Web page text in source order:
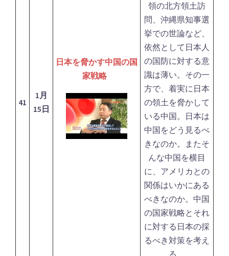
41
1月
15日
日本を脅かす中国の国
家戦略
領の北方領土訪
問、沖縄県知事選
挙での世論など、
依然として日本人
の国防に対する意
識は薄い。その一
方で、着実に日本
の領土を脅かして
いる中国。日本は
中国をどう見るべ
きなのか。またそ
んな中国を横目
に、アメリカとの
関係はいかにある
べきなのか。中国
の国家戦略とそれ
に対する日本の採
るべき対策を考え
る。